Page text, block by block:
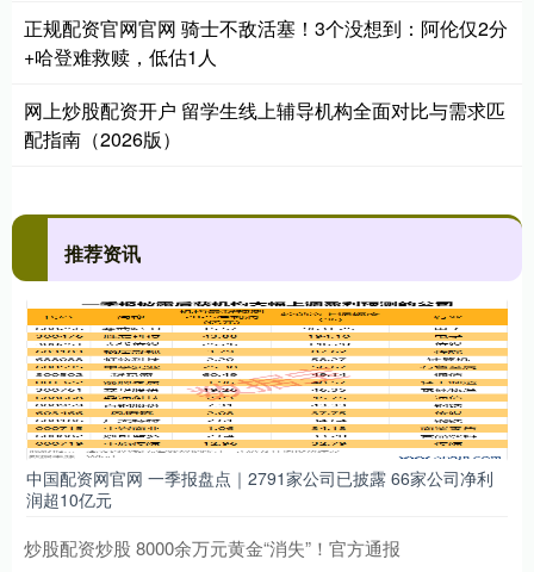
正规配资官网官网 骑士不敌活塞！3个没想到：阿伦仅2分
+哈登难救赎，低估1人
网上炒股配资开户 留学生线上辅导机构全面对比与需求匹
配指南（2026版）
推荐资讯
中国配资网官网 一季报盘点｜2791家公司已披露 66家公司净利
润超10亿元
炒股配资炒股 8000余万元黄金“消失”！官方通报